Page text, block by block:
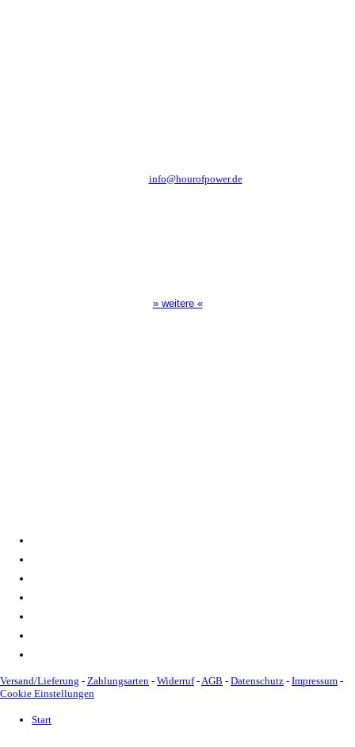
info@hourofpower.de
» weitere «
Versand/Lieferung - Zahlungsarten - Widerruf- AGB - Datenschutz - Impressum -
Cookie Einstellungen
Start